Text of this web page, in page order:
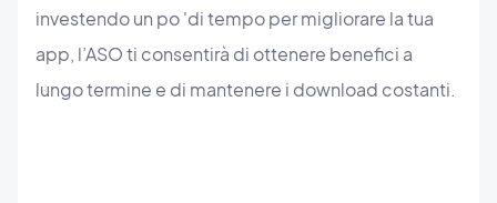
investendo un po 'di tempo per migliorare la tua
app, l’ASO ti consentirà di ottenere benefici a
lungo termine e di mantenere i download costanti.